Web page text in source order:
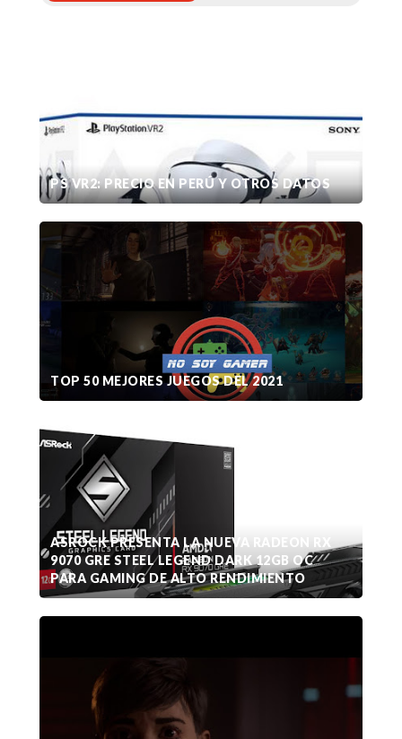
PS VR2: PRECIO EN PERÚ Y OTROS DATOS
TOP 50 MEJORES JUEGOS DEL 2021
ASROCK PRESENTA LA NUEVA RADEON RX
9070 GRE STEEL LEGEND DARK 12GB OC
PARA GAMING DE ALTO RENDIMIENTO